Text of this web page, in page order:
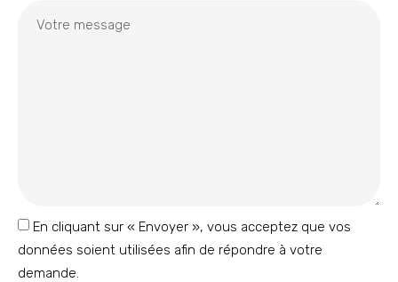
En cliquant sur « Envoyer », vous acceptez que vos
données soient utilisées afin de répondre à votre
demande.